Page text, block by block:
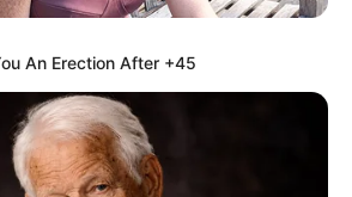
An Erection After +45